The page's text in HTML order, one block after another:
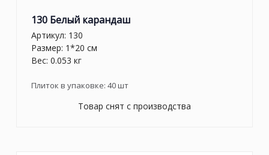
130 Белый карандаш
Артикул: 130
Размер: 1*20 см
Вес: 0.053 кг
Плиток в упаковке: 40шт
Товар снят с производства